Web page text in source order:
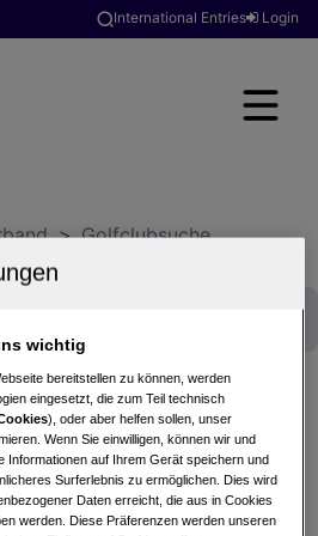
International Entries Login
> Golfclubsuche
Achenkirch
wichtig
bereitstellen zu können, werden
eingesetzt, die zum Teil technisch
), oder aber helfen sollen, unser
Wenn Sie einwilligen, können wir und
Informationen auf Ihrem Gerät speichern und
Surferlebnis zu ermöglichen. Dies wird
Daten erreicht, die aus in Cookies
werden. Diese Präferenzen werden unseren